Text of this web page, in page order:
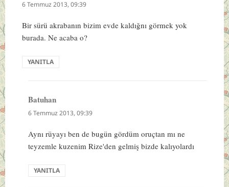
ki:
6 Temmuz 2013, 09:39
Bir sürü akrabanın bizim evde kaldığnı görmek yok
burada. Ne acaba o?
YANITLA
Batuhandedi
ki:
6 Temmuz 2013, 09:39
Aynı rüyayı ben de bugün gördüm oruçtan mı ne
teyzemle kuzenim Rize'den gelmiş bizde kalıyolardı
YANITLA